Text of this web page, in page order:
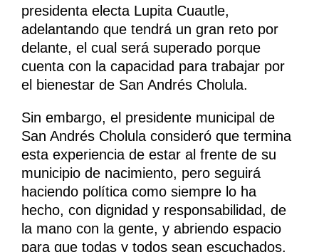
presidenta electa Lupita Cuautle,
adelantando que tendrá un gran reto por
delante, el cual será superado porque
cuenta con la capacidad para trabajar por
el bienestar de San Andrés Cholula.
Sin embargo, el presidente municipal de
San Andrés Cholula consideró que termina
esta experiencia de estar al frente de su
municipio de nacimiento, pero seguirá
haciendo política como siempre lo ha
hecho, con dignidad y responsabilidad, de
la mano con la gente, y abriendo espacio
para que todas y todos sean escuchados.